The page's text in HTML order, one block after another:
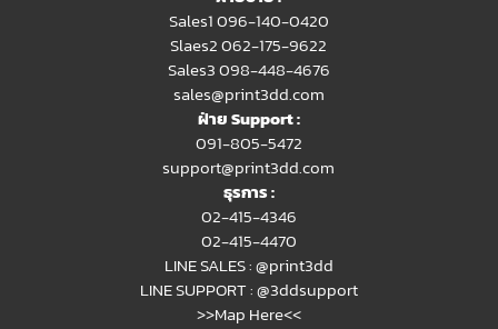
Sales1 096-140-0420
Slaes2062-175-9622
Sales3 098-448-4676
sales@print3dd.com
ฝ่าย Support :
091-805-5472
support@print3dd.com
ธุรการ :
02-415-4346
02-415-4470
LINE SALES :@print3dd
LINE SUPPORT :@3ddsupport
>>Map Here<<